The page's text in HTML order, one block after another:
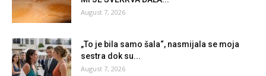
August 7, 2026
„To je bila samo šala“, nasmijala se moja
sestra dok su...
August 7, 2026